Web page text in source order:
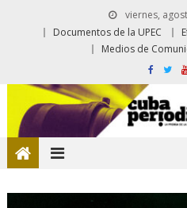
viernes,
Documentos de la UPEC
Medios de